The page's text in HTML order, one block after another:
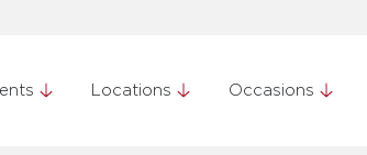
Locations Occasions